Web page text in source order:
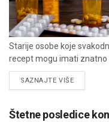
Starije osobe koje
recept mogu imati znatno
SAZNAJTE VIŠEDETAILS
Štetne posledice